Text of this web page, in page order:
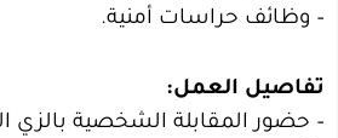
– وظائف حراسات أمنية.
تفاصيل العمل:
– حضور المقابلة الشخصية بالزي